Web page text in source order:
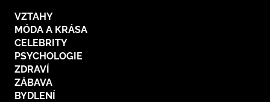
VZTAHY
MÓDA A KRÁSA
CELEBRITY
PSYCHOLOGIE
ZDRAVÍ
ZÁBAVA
BYDLENÍ